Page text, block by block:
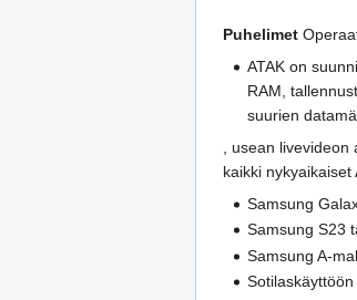
Puhelimet
ATAK on
RAM,
suurien
, usean
kaikki
Samsung
Samsung S23
Samsung A-